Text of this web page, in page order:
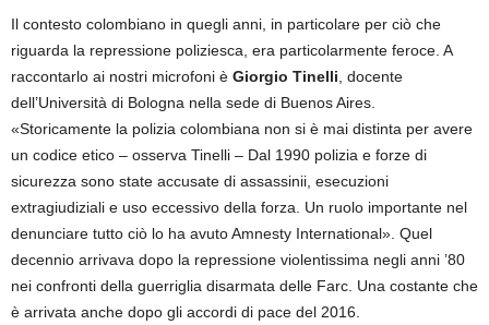
Il contesto colombiano in quegli anni, in particolare per ciò che
riguarda la repressione poliziesca, era particolarmente feroce. A
raccontarlo ai nostri microfoni è Giorgio Tinelli, docente
dell’Università di Bologna nella sede di Buenos Aires.
«Storicamente la polizia colombiana non si è mai distinta per avere
un codice etico – osserva Tinelli – Dal 1990 polizia e forze di
sicurezza sono state accusate di assassinii, esecuzioni
extragiudiziali e uso eccessivo della forza. Un ruolo importante nel
denunciare tutto ciò lo ha avuto Amnesty International». Quel
decennio arrivava dopo la repressione violentissima negli anni ’80
nei confronti della guerriglia disarmata delle Farc. Una costante che
è arrivata anche dopo gli accordi di pace del 2016.